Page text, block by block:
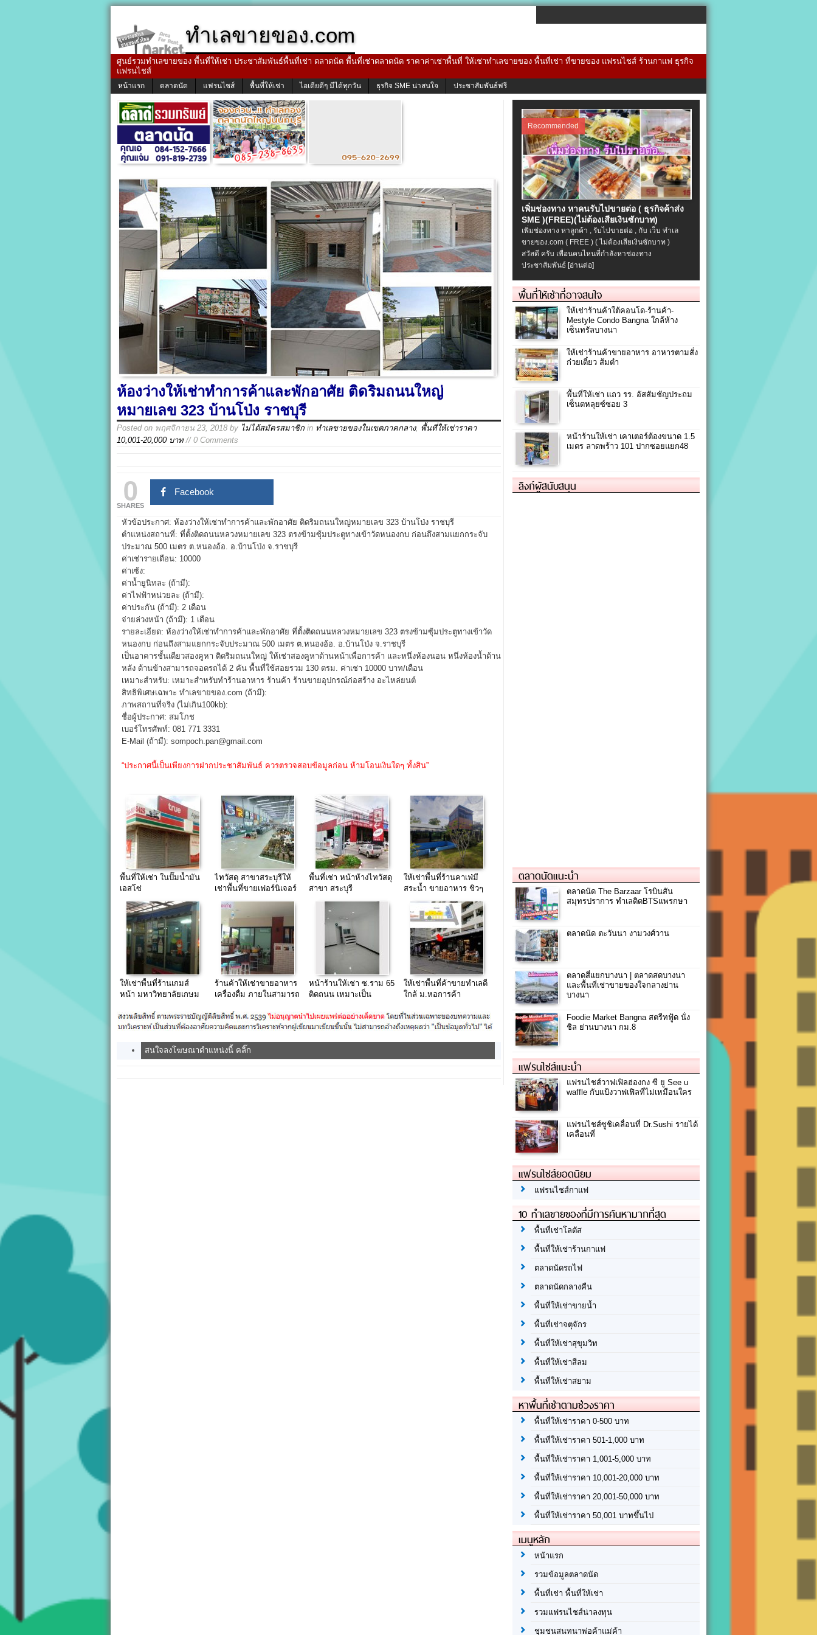
ทำเลขายของ.com
ศูนย์รวมทำเลขายของ พื้นที่ให้เช่า ประชาสัมพันธ์พื้นที่เช่า ตลาดนัด พื้นที่เช่าตลาดนัด ราคาค่าเช่าพื้นที่ ให้เช่าทำเลขายของ พื้นที่เช่า ที่ขายของ แฟรนไชส์ ร้านกาแฟ ธุรกิจ
แฟรนไชส์
หน้าแรก ตลาดนัด แฟรนไชส์ พื้นที่ให้เช่า ไอเดียดีๆ มีได้ทุกวัน ธุรกิจ SME น่าสนใจ ประชาสัมพันธ์ฟรี
ห้องว่างให้เช่าทำการค้าและพักอาศัย ติดริมถนนใหญ่
หมายเลข 323 บ้านโป่ง ราชบุรี
Posted on พฤศจิกายน 23, 2018 by ไม่ได้สมัครสมาชิก in ทำเลขายของในเขตภาคกลาง, พื้นที่ให้เช่าราคา
10,001-20,000 บาท// 0 Comments
0
SHARES
Facebook
หัวข้อประกาศ: ห้องว่างให้เช่าทำการค้าและพักอาศัย ติดริมถนนใหญ่หมายเลข 323 บ้านโป่ง ราชบุรี
ตำแหน่งสถานที่: ที่ตั้งติดถนนหลวงหมายเลข 323 ตรงข้ามซุ้มประตูทางเข้าวัดหนองกบ ก่อนถึงสามแยกกระจับ
ประมาณ 500 เมตร ต.หนองอ้อ. อ.บ้านโป่ง จ.ราชบุรี
ค่าเช่ารายเดือน: 10000
ค่าเซ้ง:
ค่าน้ำยูนิทละ (ถ้ามี):
ค่าไฟฟ้าหน่วยละ (ถ้ามี):
ค่าประกัน (ถ้ามี): 2 เดือน
จ่ายล่วงหน้า (ถ้ามี): 1 เดือน
รายละเอียด: ห้องว่างให้เช่าทำการค้าและพักอาศัย ที่ตั้งติดถนนหลวงหมายเลข 323 ตรงข้ามซุ้มประตูทางเข้าวัด
หนองกบ ก่อนถึงสามแยกกระจับประมาณ 500 เมตร ต.หนองอ้อ. อ.บ้านโป่ง จ.ราชบุรี
เป็นอาคารชั้นเดียวสองคูหา ติดริมถนนใหญ่ ให้เช่าสองคูหาด้านหน้าเพื่อการค้า และหนึ่งห้องนอน หนึ่งห้องน้ำด้าน
หลัง ด้านข้างสามารถจอดรถได้ 2 คัน พื้นที่ใช้สอยรวม 130 ตรม. ค่าเช่า 10000 บาท/เดือน
เหมาะสำหรับ: เหมาะสำหรับทำร้านอาหาร ร้านค้า ร้านขายอุปกรณ์ก่อสร้าง อะไหล่ยนต์
สิทธิพิเศษเฉพาะ ทำเลขายของ.com (ถ้ามี):
ภาพสถานที่จริง (ไม่เกิน100kb):
ชื่อผู้ประกาศ: สมโภช
เบอร์โทรศัพท์: 081 771 3331
E-Mail (ถ้ามี): sompoch.pan@gmail.com
“ประกาศนี้เป็นเพียงการฝากประชาสัมพันธ์ ควรตรวจสอบข้อมูลก่อน ห้ามโอนเงินใดๆ ทั้งสิน”
พื้นที่ให้เช่า ในปั๊มน้ำมัน
เอสโซ่
ไทวัสดุ สาขาสระบุรีให้
เช่าพื้นที่ขายเฟอร์นิเจอร์
ราคาถูก
พื้นที่เช่า หน้าห้างไทวัสดุ
สาขา สระบุรี
ให้เช่าพื้นที่ร้านคาเฟ่มี
สระน้ำ ขายอาหาร ชิวๆ
สมุทรสงคราม
ให้เช่าพื้นที่ร้านเกมส์
หน้า มหาวิทยาลัยเกษม
ร้านค้าให้เช่าขายอาหาร
เครื่องดื่ม ภายในสามารถ
หน้าร้านให้เช่า ซ.ราม 65
ติดถนน เหมาะเป็น
ให้เช่าพื้นที่ค้าขายทำเลดี
ใกล้ ม.หอการค้า
Avenue ++
สนใจลงโฆษณาตำแหน่งนี้ คลิ๊ก
Recommended
เพิ่มช่องทาง หาคนรับไปขายต่อ ( ธุรกิจค้าส่ง
SME )(FREE)(ไม่ต้องเสียเงินซักบาท)
เพิ่มช่องทาง หาลูกค้า , รับไปขายต่อ , กับ เว็บ ทำเล
ขายของ.com ( FREE ) ( ไม่ต้องเสียเงินซักบาท )
สวัสดี ครับ เพื่อนคนไหนที่กำลังหาช่องทาง
ประชาสัมพันธ์ [อ่านต่อ]
พื้นที่ให้เช่าที่อาจสนใจ
ให้เช่าร้านค้าใต้คอนโด-ร้านค้า-
Mestyle Condo Bangna ใกล้ห้าง
เซ็นทรัลบางนา
ให้เช่าร้านค้าขายอาหาร อาหารตามสั่ง
ก๋วยเตี๋ยว ส้มตำ
พื้นที่ให้เช่า แถว รร. อัสสัมชัญประถม
เซ็นตหลุยซ์ซอย 3
หน้าร้านให้เช่า เคาเตอร์ต้องขนาด 1.5
เมตร ลาดพร้าว 101 ปากซอยแยก48
ลิงก์ผู้สนับสนุน
ตลาดนัดแนะนำ
ตลาดนัด The Barzaar โรบินสัน
สมุทรปราการ ทำเลติดBTSแพรกษา
ตลาดนัด ตะวันนา งามวงศ์วาน
ตลาดสี่แยกบางนา | ตลาดสดบางนา
และพื้นที่เช่าขายของใจกลางย่าน
บางนา
Foodie Market Bangna สตรีทฟู้ด นั่ง
ชิล ย่านบางนา กม.8
แฟรนไชส์แนะนำ
แฟรนไชส์วาฟเฟิลฮ่องกง ซี ยู See u
waffle กับแป้งวาฟเฟิลที่ไม่เหมือนใคร
แฟรนไชส์ซูชิเคลื่อนที่ Dr.Sushi รายได้
เคลื่อนที่
แฟรนไชส์ยอดนิยม
แฟรนไชส์กาแฟ
10 ทำเลขายของที่มีการค้นหามากที่สุด
พื้นที่เช่าโลตัส
พื้นที่ให้เช่าร้านกาแฟ
ตลาดนัดรถไฟ
ตลาดนัดกลางคืน
พื้นที่ให้เช่าขายน้ำ
พื้นที่เช่าจตุจักร
พื้นที่ให้เช่าสุขุมวิท
พื้นที่ให้เช่าสีลม
พื้นที่ให้เช่าสยาม
หาพื้นที่เช่าตามช่วงราคา
พื้นที่ให้เช่าราคา 0-500 บาท
พื้นที่ให้เช่าราคา 501-1,000 บาท
พื้นที่ให้เช่าราคา 1,001-5,000 บาท
พื้นที่ให้เช่าราคา 10,001-20,000 บาท
พื้นที่ให้เช่าราคา 20,001-50,000 บาท
พื้นที่ให้เช่าราคา 50,001 บาทขึ้นไป
เมนูหลัก
หน้าแรก
รวมข้อมูลตลาดนัด
พื้นที่เช่า พื้นที่ให้เช่า
รวมแฟรนไชส์น่าลงทุน
ชุมชนสนทนาพ่อค้าแม่ค้า